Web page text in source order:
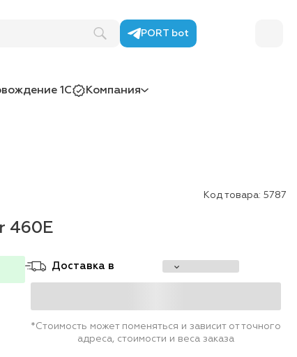
PORT bot
1С Компания
Код товара: 5787
460E
Доставка в
*Стоимость может поменяться и зависит от точного
адреса, стоимости и веса заказа